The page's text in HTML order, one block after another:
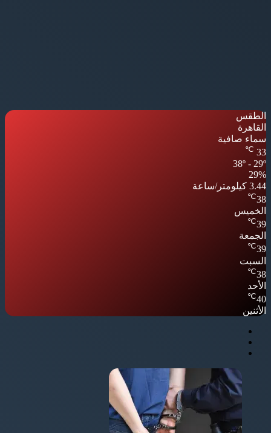
الطقس
القاهرة
سماء صافية
33
℃
38º - 29º
29%
3.44 كيلومتر/ساعة
38
℃
الخميس
39
℃
الجمعة
39
℃
السبت
38
℃
الأحد
40
℃
الأثنين